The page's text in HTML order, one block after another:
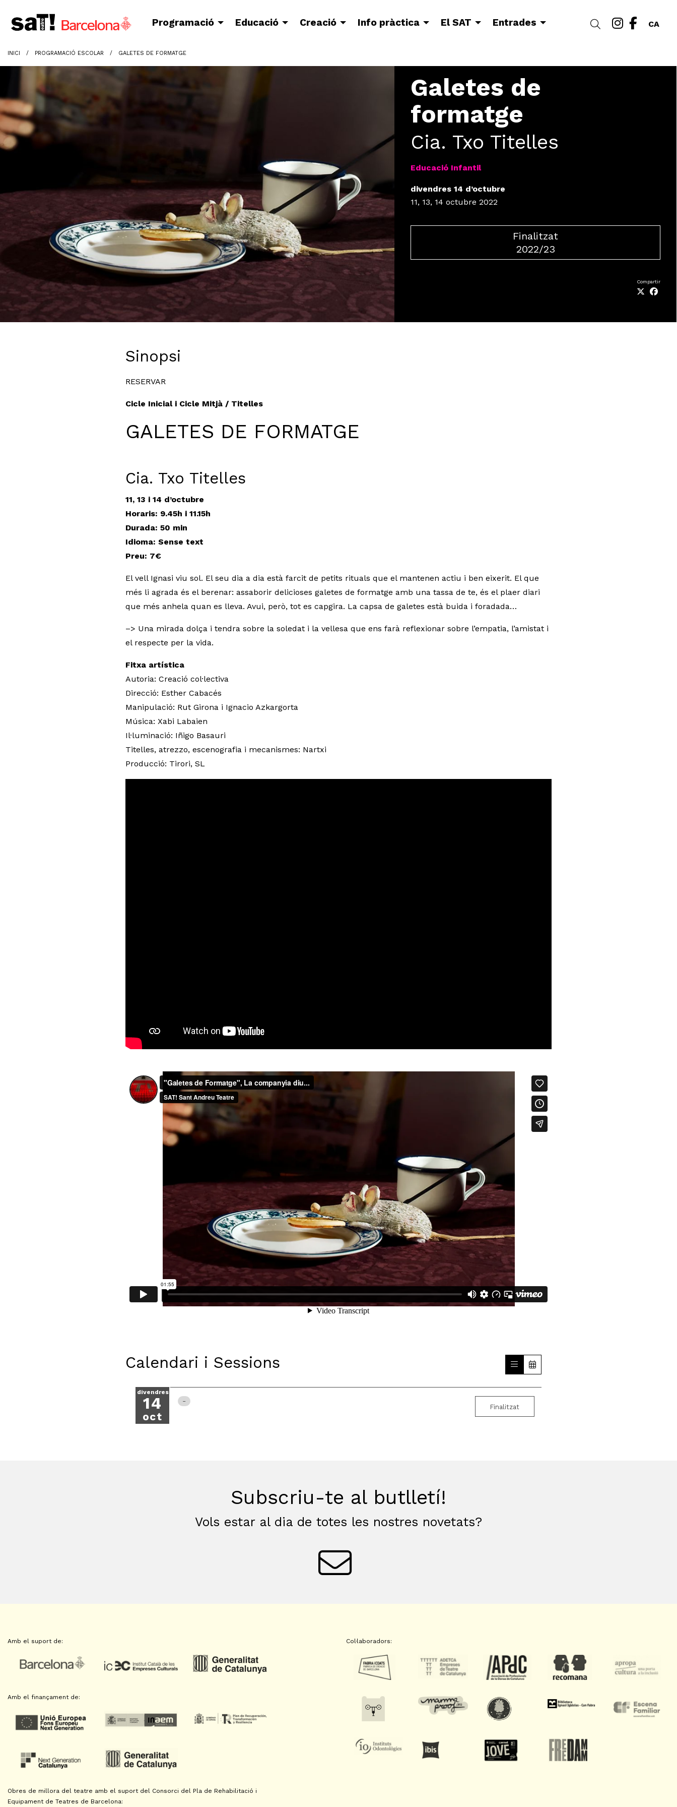
CA
Link a
Link
Cercar
Programació Educació Creació Info pràctica El SAT Entrades
INICI PROGRAMACIÓ ESCOLAR GALETES DE FORMATGE
Galetes de
formatge
Cia. Txo Titelles
Educació Infantil
divendres 14 d’octubre
11, 13, 14 octubre 2022
Finalitzat
2022/23
Compartir
Sinopsi
RESERVAR
Cicle Inicial i Cicle Mitjà / Titelles
GALETES DE FORMATGE
Cia. Txo Titelles
11, 13 i 14 d’octubre
Horaris: 9.45h i 11.15h
Durada: 50 min
Idioma: Sense text
Preu: 7€
El vell Ignasi viu sol. El seu dia a dia està farcit de petits rituals que el mantenen actiu i ben eixerit. El que
més li agrada és el berenar: assaborir delicioses galetes de formatge amb una tassa de te, és el plaer diari
que més anhela quan es lleva. Avui, però, tot es capgira. La capsa de galetes està buida i foradada…
–> Una mirada dolça i tendra sobre la soledat i la vellesa que ens farà reflexionar sobre l’empatia, l’amistat i
el respecte per la vida.
Fitxa artística
Autoria: Creació col·lectiva
Direcció: Esther Cabacés
Manipulació: Rut Girona i Ignacio Azkargorta
Música: Xabi Labaien
Il·luminació: Iñigo Basauri
Titelles, atrezzo, escenografia i mecanismes: Nartxi
Producció: Tirori, SL
Calendari i Sessions
divendres
14
oct
Finalitzat
Subscriu-te al butlletí!
Vols estar al dia de totes les nostres novetats?
Amb el suport de:
Amb el finançament de:
Obres de millora del teatre amb el suport del Consorci del Pla de Rehabilitació i
Equipament de Teatres de Barcelona:
Col·laboradors: